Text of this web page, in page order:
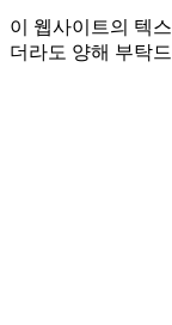
이 웹사이트의 텍
더라도 양해 부탁